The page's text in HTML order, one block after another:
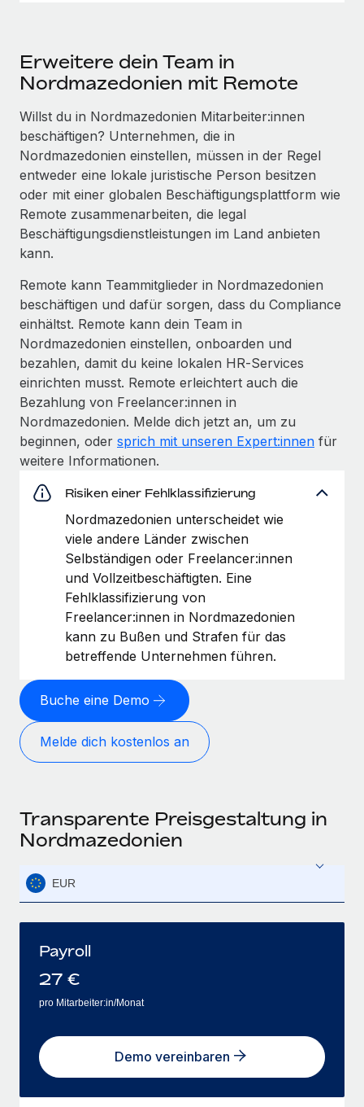
Erweitere dein Team in
Nordmazedonien mit Remote
Willst du in Nordmazedonien Mitarbeiter:innen
beschäftigen? Unternehmen, die in
Nordmazedonien einstellen, müssen in der Regel
entweder eine lokale juristische Person besitzen
oder mit einer globalen Beschäftigungs­plattform wie
Remote zusammenarbeiten, die legal
Beschäftigungs­dienstleistungen im Land anbieten
kann.
Remote kann Teammitglieder in Nordmazedonien
beschäftigen und dafür sorgen, dass du Compliance
einhältst. Remote kann dein Team in
Nordmazedonien einstellen, onboarden und
bezahlen, damit du keine lokalen HR‑Services
einrichten musst. Remote erleichtert auch die
Bezahlung von Freelancer:innen in
Nordmazedonien. Melde dich jetzt an, um zu
beginnen, oder sprich mit unseren Expert:innen für
weitere Informationen.
Risiken einer Fehlklassifizierung
Nordmazedonien unterscheidet wie
viele andere Länder zwischen
Selbständigen oder Freelancer:innen
und Vollzeitbeschäftigten. Eine
Fehlklassifizierung von
Freelancer:innen in Nordmazedonien
kann zu Bußen und Strafen für das
betreffende Unternehmen führen.
Buche eine Demo
Melde dich kostenlos an
Transparente Preisgestaltung in
Nordmazedonien
EUR
Payroll
27 €
pro Mitarbeiter:in/Monat
Demo vereinbaren